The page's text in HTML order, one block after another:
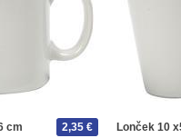
cm
2,35 €
Lonček 10